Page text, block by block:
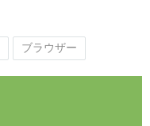
ブラウザー